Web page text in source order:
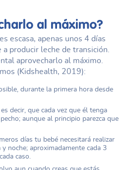
al máximo?
es escasa, apenas unos 4 días
producir leche de transición.
aprovecharlo al máximo.
(Kidshealth, 2019):
durante la primera hora desde
decir, que cada vez que él tenga
aunque al principio parezca que
días tu bebé necesitará realizar
noche; aproximadamente cada 3
caso.